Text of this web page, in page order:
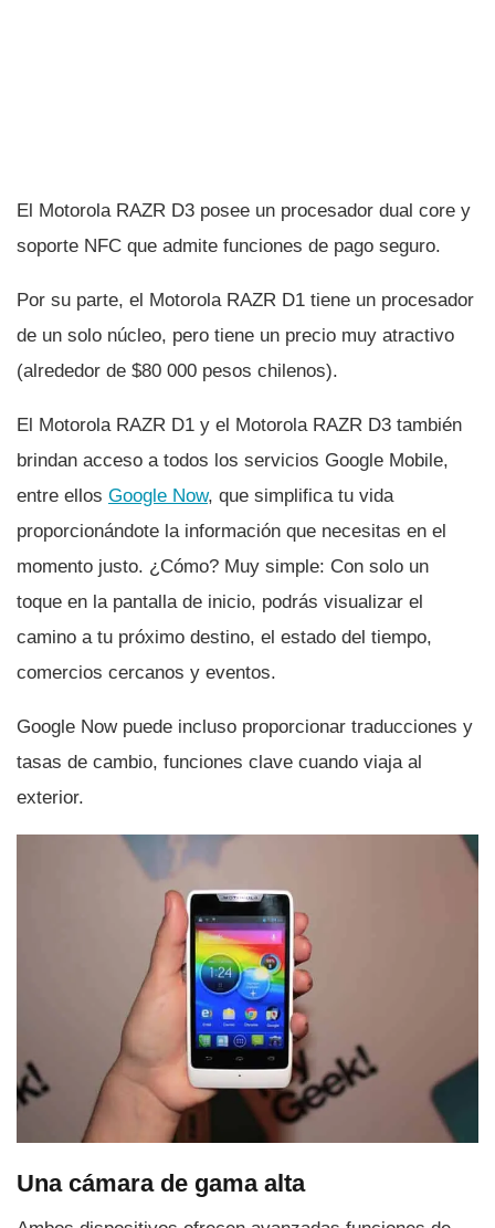
El Motorola RAZR D3 posee un procesador dual core y
soporte NFC que admite funciones de pago seguro.
Por su parte, el Motorola RAZR D1 tiene un procesador
de un solo núcleo, pero tiene un precio muy atractivo
(alrededor de $80 000 pesos chilenos).
El Motorola RAZR D1 y el Motorola RAZR D3 también
brindan acceso a todos los servicios Google Mobile,
entre ellos Google Now, que simplifica tu vida
proporcionándote la información que necesitas en el
momento justo. ¿Cómo? Muy simple: Con solo un
toque en la pantalla de inicio, podrás visualizar el
camino a tu próximo destino, el estado del tiempo,
comercios cercanos y eventos.
Google Now puede incluso proporcionar traducciones y
tasas de cambio, funciones clave cuando viaja al
exterior.
Una cámara de gama alta